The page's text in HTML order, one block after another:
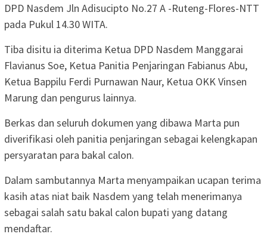
DPD Nasdem Jln Adisucipto No.27 A -Ruteng-Flores-NTT
pada Pukul 14.30 WITA.
Tiba disitu ia diterima Ketua DPD Nasdem Manggarai
Flavianus Soe, Ketua Panitia Penjaringan Fabianus Abu,
Ketua Bappilu Ferdi Purnawan Naur, Ketua OKK Vinsen
Marung dan pengurus lainnya.
Berkas dan seluruh dokumen yang dibawa Marta pun
diverifikasi oleh panitia penjaringan sebagai kelengkapan
persyaratan para bakal calon.
Dalam sambutannya Marta menyampaikan ucapan terima
kasih atas niat baik Nasdem yang telah menerimanya
sebagai salah satu bakal calon bupati yang datang
mendaftar.